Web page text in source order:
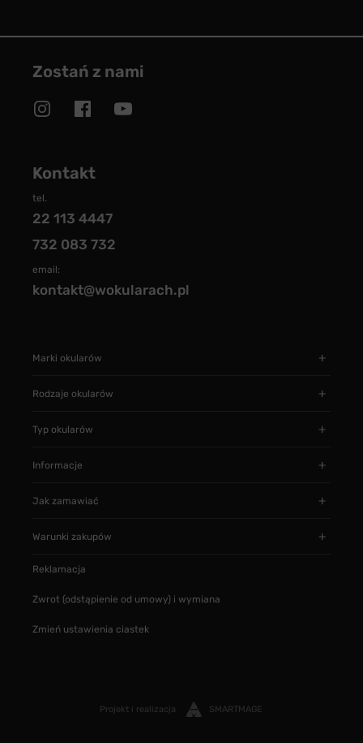
Zostań z nami
Kontakt
tel.
22 113 4447
732 083 732
email:
kontakt@wokularach.pl
Marki okularów
Rodzaje okularów
Typ okularów
Informacje
Jak zamawiać
Warunki zakupów
Reklamacja
Zwrot (odstąpienie od umowy) i wymiana
Zmień ustawienia ciastek
Projekt i realizacja SMARTMAGE